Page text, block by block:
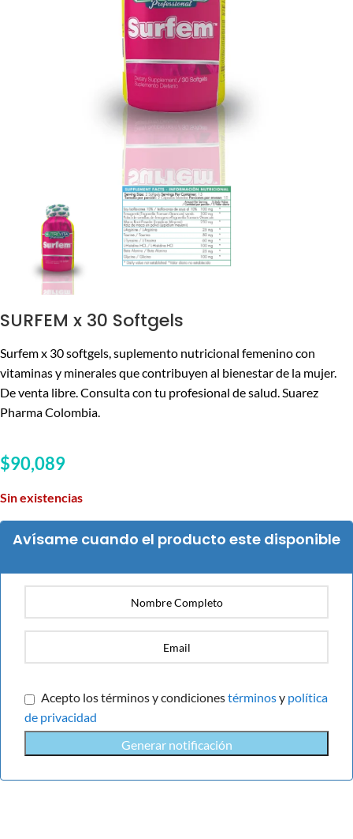
SURFEM x 30 Softgels
Surfem x 30 softgels, suplemento nutricional femenino con
vitaminas y minerales que contribuyen al bienestar de la mujer.
De venta libre. Consulta con tu profesional de salud. Suarez
Pharma Colombia.
$90,089
Sin existencias
Avísame cuando el producto este disponible
Acepto los términos y condicionestérminosy política
de privacidad
Generar notificación